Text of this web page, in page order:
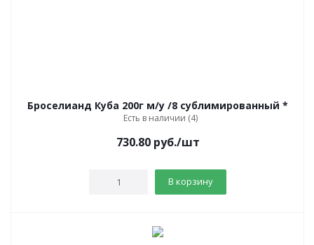
Броселианд Куба 200г м/у /8 сублимированный *
Есть в наличии (4)
730.80руб./шт
В корзину